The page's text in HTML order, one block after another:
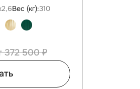
Вес (кг):310
372 500 ₽